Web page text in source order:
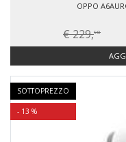
OPPO
€ 229,90
SOTTOPREZZO
- 13 %